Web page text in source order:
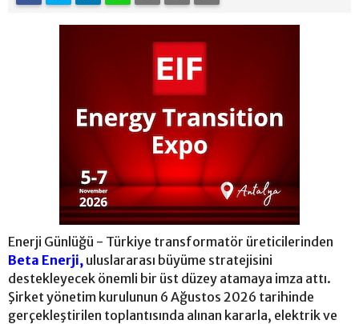
Enerji Günlüğü - Türkiye transformatör üreticilerinden
Beta Enerji, uluslararası büyüme stratejisini
destekleyecek önemli bir üst düzey atamaya imza attı.
Şirket yönetim kurulunun 6 Ağustos 2026 tarihinde
gerçekleştirilen toplantısında alınan kararla, elektrik ve